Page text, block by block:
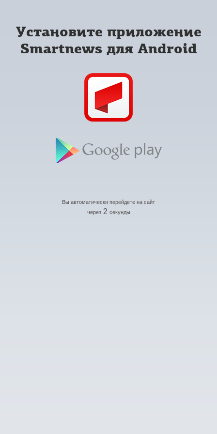
Установите приложение
Smartnews для Android
Вы автоматически перейдете на сайт
через 2 секунды